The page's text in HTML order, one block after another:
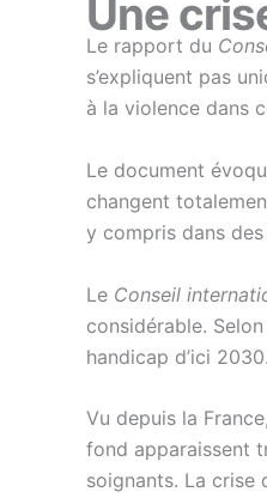
Une
Le rapport du
s’expliquent pas
à la violence dans
Le document
changent
y compris dans
Le Conseil
considérable.
handicap d’ici
Vu depuis la
fond apparaissent
soignants. La crise